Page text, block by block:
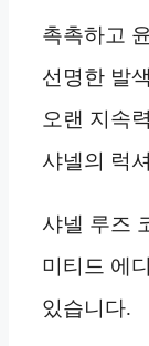
촉촉하고
선명한 발
오랜 지속
샤넬의 럭
샤넬 루즈
미티드 에
있습니다.